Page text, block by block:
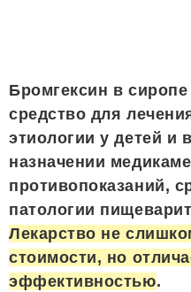
Бромгексин в
средство для
этиологии у детей и
назначении
противопоказаний,
патологии
Лекарство не
стоимости, но
эффективностью.